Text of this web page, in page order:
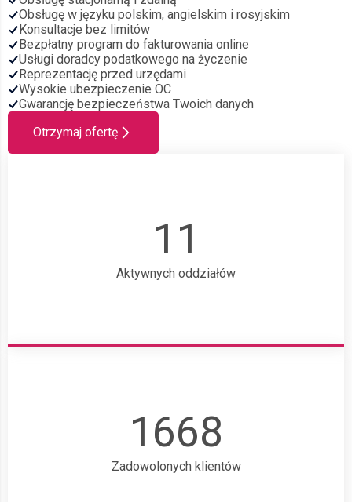
11
Aktywnych oddziałów
1668
Zadowolonych klientów
Obsługę w języku polskim, angielskim i rosyjskim
Konsultacje bez limitów
Bezpłatny program do fakturowania online
Usługi doradcy podatkowego na życzenie
Reprezentację przed urzędami
Wysokie ubezpieczenie OC
Gwarancję bezpieczeństwa Twoich danych
Otrzymaj ofertę